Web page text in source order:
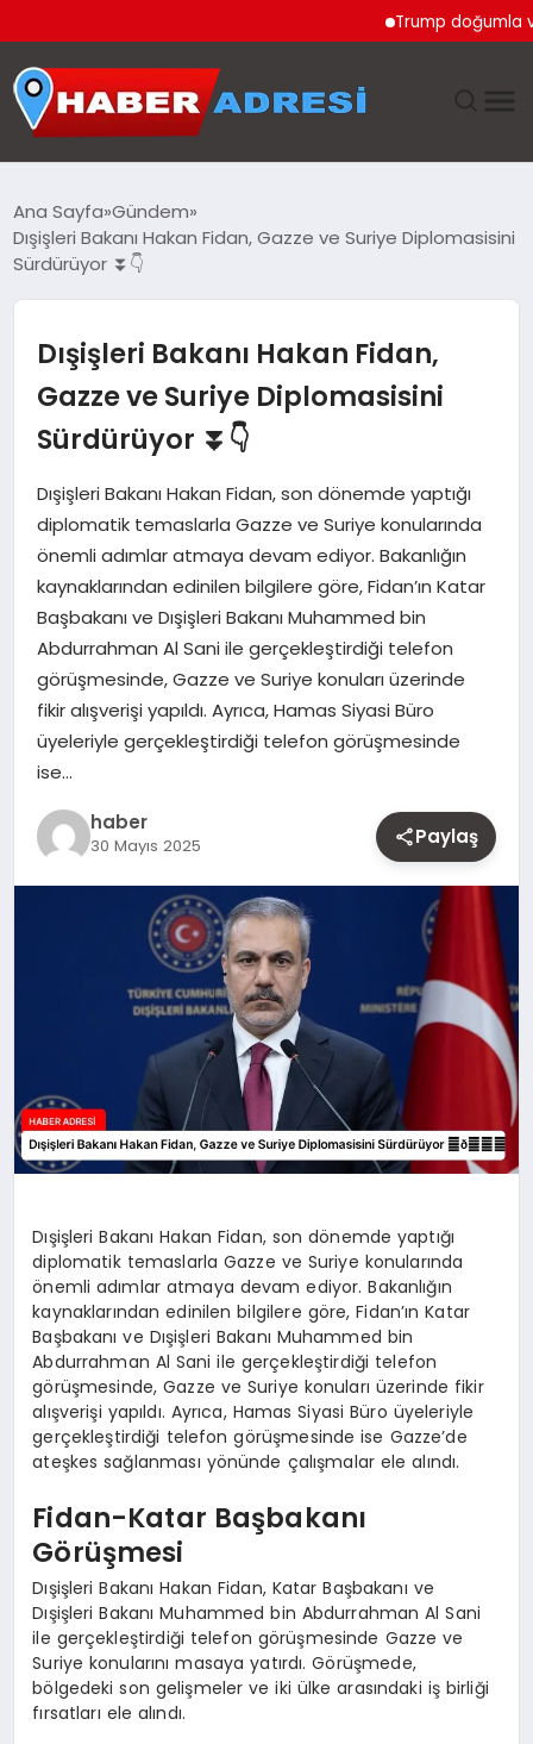
Trump doğumla
GÜNDEM
EKONOMI
TEKNOLOJI
EĞITIM
MAGAZIN
YAŞAM
OTOMOBIL
Ana Sayfa Gündem
Dışişleri Bakanı Hakan Fidan, Gazze ve Suriye Diplomasisini
Sürdürüyor ⏬👇
Dışişleri Bakanı Hakan Fidan,
Gazze ve Suriye Diplomasisini
Sürdürüyor ⏬👇
Dışişleri Bakanı Hakan Fidan, son dönemde yaptığı
diplomatik temaslarla Gazze ve Suriye konularında
önemli adımlar atmaya devam ediyor. Bakanlığın
kaynaklarından edinilen bilgilere göre, Fidan’ın Katar
Başbakanı ve Dışişleri Bakanı Muhammed bin
Abdurrahman Al Sani ile gerçekleştirdiği telefon
görüşmesinde, Gazze ve Suriye konuları üzerinde
fikir alışverişi yapıldı. Ayrıca, Hamas Siyasi Büro
üyeleriyle gerçekleştirdiği telefon görüşmesinde
ise…
haber
30 Mayıs 2025 Paylaş
Dışişleri Bakanı Hakan Fidan, son dönemde yaptığı
diplomatik temaslarla Gazze ve Suriye konularında
önemli adımlar atmaya devam ediyor. Bakanlığın
kaynaklarından edinilen bilgilere göre, Fidan’ın Katar
Başbakanı ve Dışişleri Bakanı Muhammed bin
Abdurrahman Al Sani ile gerçekleştirdiği telefon
görüşmesinde, Gazze ve Suriye konuları üzerinde fikir
alışverişi yapıldı. Ayrıca, Hamas Siyasi Büro üyeleriyle
gerçekleştirdiği telefon görüşmesinde ise Gazze’de
ateşkes sağlanması yönünde çalışmalar ele alındı.
Fidan-Katar Başbakanı
Görüşmesi
Dışişleri Bakanı Hakan Fidan, Katar Başbakanı ve
Dışişleri Bakanı Muhammed bin Abdurrahman Al Sani
ile gerçekleştirdiği telefon görüşmesinde Gazze ve
Suriye konularını masaya yatırdı. Görüşmede,
bölgedeki son gelişmeler ve iki ülke arasındaki iş birliği
fırsatları ele alındı.